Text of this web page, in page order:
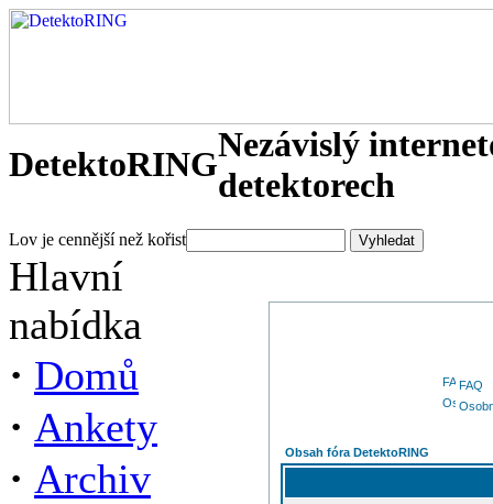
DetektoRINGNezávislý
detektorech
Lov je cennější než kořist
Hlavní
nabídka
· Domů
· Ankety
· Archiv
FAQ
Obsah fóra DetektoRING